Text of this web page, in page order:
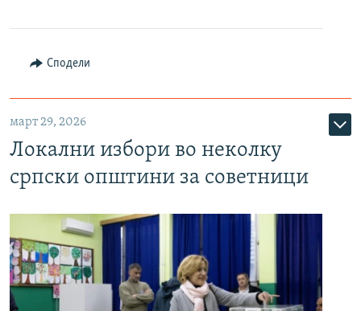
Сподели
март 29, 2026
Локални избори во неколку
српски општини за советници